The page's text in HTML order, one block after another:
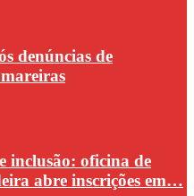
denúncias de
inclusão: oficina de
abre inscrições em…